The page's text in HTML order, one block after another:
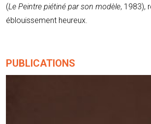
(Le Peintre piétiné par son modèle, 1983),
éblouissement heureux.
PUBLICATIONS